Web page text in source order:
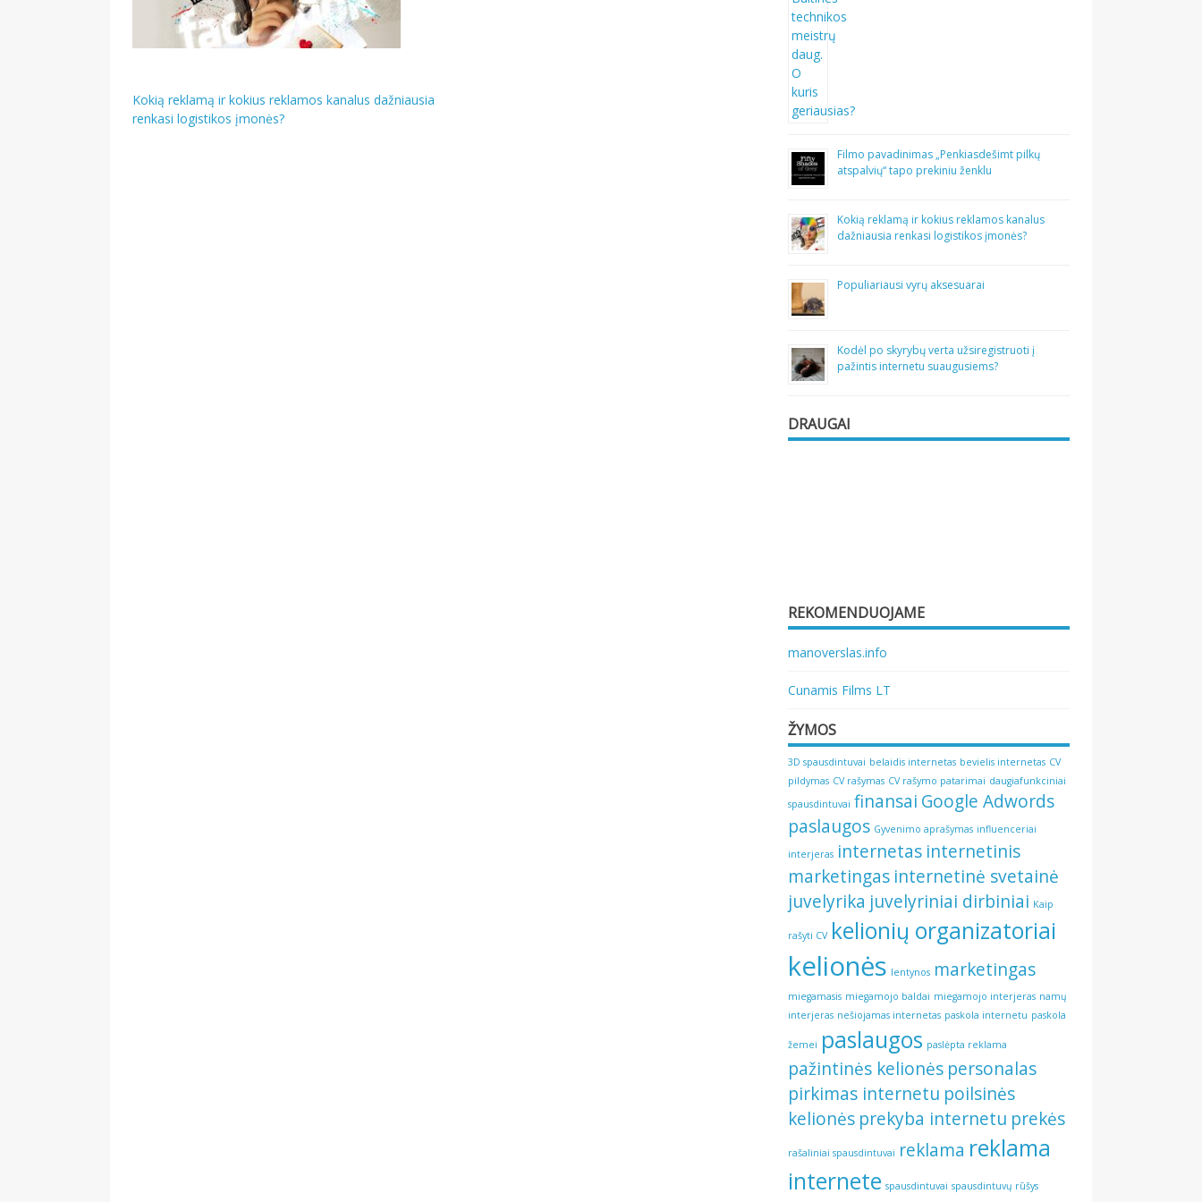
Navigacija
tarp
Kokią reklamą ir kokius reklamos kanalus dažniausia
renkasi logistikos įmonės?
Filmo pavadinimas „Penkiasdešimt pilkų
atspalvių“ tapo prekiniu ženklu
Kokią reklamą ir kokius reklamos kanalus
dažniausia renkasi logistikos įmonės?
Populiariausi vyrų aksesuarai
Kodėl po skyrybų verta užsiregistruoti į
pažintis internetu suaugusiems?
DRAUGAI
REKOMENDUOJAME
manoverslas.info
Cunamis Films LT
ŽYMOS
3D spausdintuvai belaidis internetas bevielis internetas CV
pildymas CV rašymas CV rašymo patarimai daugiafunkciniai
spausdintuvai finansai Google Adwords
paslaugos Gyvenimo aprašymas influenceriai
interjeras internetas internetinis
marketingas internetinė svetainė
juvelyrika juvelyriniai dirbiniai Kaip
rašyti CV kelionių organizatoriai
kelionės lentynos marketingas
miegamasis miegamojo baldai miegamojo interjeras namų
interjeras nešiojamas internetas paskola internetu paskola
žemei paslaugos paslėpta reklama
pažintinės kelionės personalas
pirkimas internetu poilsinės
kelionės prekyba internetu prekės
rašaliniai spausdintuvai reklama reklama
internete spausdintuvai spausdintuvų rūšys